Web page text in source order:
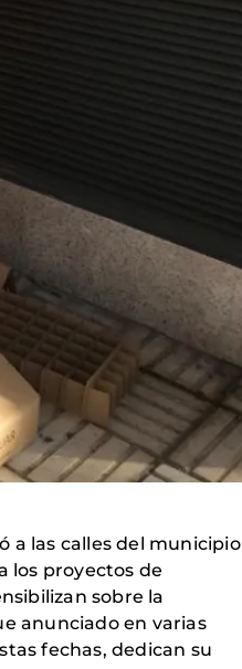
a las calles del municipio
los proyectos de
sobre la
anunciado en varias
fechas, dedican su